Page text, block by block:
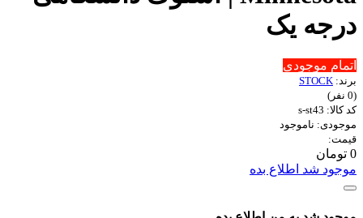
درجه یک
اتمام موجودی
برند: STOCK
(0 نفر)
کد کالا: s-st43
موجودی: ناموجود
قیمت:
0 تومان
موجود شد اطلاع بده